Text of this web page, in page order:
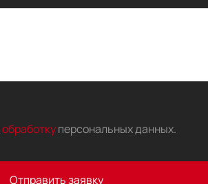
обработку персональных данных.
Отправить заявку